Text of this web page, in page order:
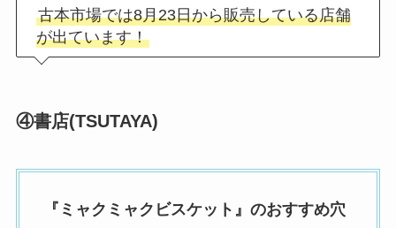
古本市場では8月23日から販売している店舗
が出ています！
④書店(TSUTAYA)
『 ミャクミャクビスケット 』のおすすめ穴